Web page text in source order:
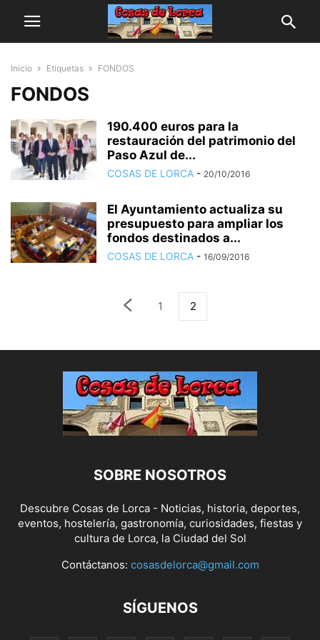
Inicio Etiquetas FONDOS
FONDOS
190.400 euros para la
restauración del patrimonio del
Paso Azul de...
COSAS DE LORCA - 20/10/2016
El Ayuntamiento actualiza su
presupuesto para ampliar los
fondos destinados a...
COSAS DE LORCA - 16/09/2016
1 2
SOBRE NOSOTROS
Descubre Cosas de Lorca - Noticias, historia, deportes,
eventos, hostelería, gastronomía, curiosidades, fiestas y
cultura de Lorca, la Ciudad del Sol
Contáctanos: cosasdelorca@gmail.com
SÍGUENOS